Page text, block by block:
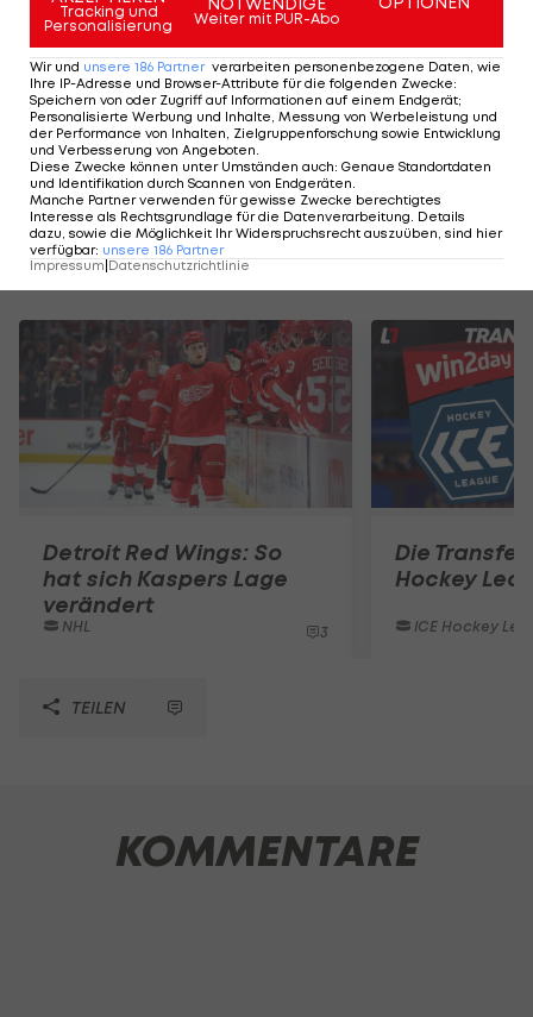
Highlights: Amstetten schießt Admira in
die Krise
Fußball - ADMIRAL 2. Liga
Highlights: Nach
Austria Salzburg
Fußball -
Mehr zum Thema
Detroit Red Wings: So
hat sich Kaspers Lage
verändert
NHL 3
Die
Hockey
ICE Hockey
TEILEN
KOMMENTARE
Tracking und
Personalisierung
Weiter mit PUR-Abo
Wir und unsere 186 Partner verarbeiten personenbezogene Daten, wie
Ihre IP-Adresse und Browser-Attribute für die folgenden Zwecke:
Speichern von oder Zugriff auf Informationen auf einem Endgerät;
Personalisierte Werbung und Inhalte, Messung von Werbeleistung und
der Performance von Inhalten, Zielgruppenforschung sowie Entwicklung
und Verbesserung von Angeboten.
Diese Zwecke können unter Umständen auch: Genaue Standortdaten
und Identifikation durch Scannen von Endgeräten.
Manche Partner verwenden für gewisse Zwecke berechtigtes
Interesse als Rechtsgrundlage für die Datenverarbeitung. Details
dazu, sowie die Möglichkeit Ihr Widerspruchsrecht auszuüben, sind hier
verfügbar: unsere 186 Partner
Impressum Datenschutzrichtlinie